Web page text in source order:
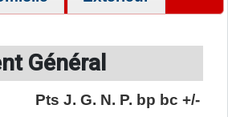
Général
Pts J. G. N. P. bp bc +/-